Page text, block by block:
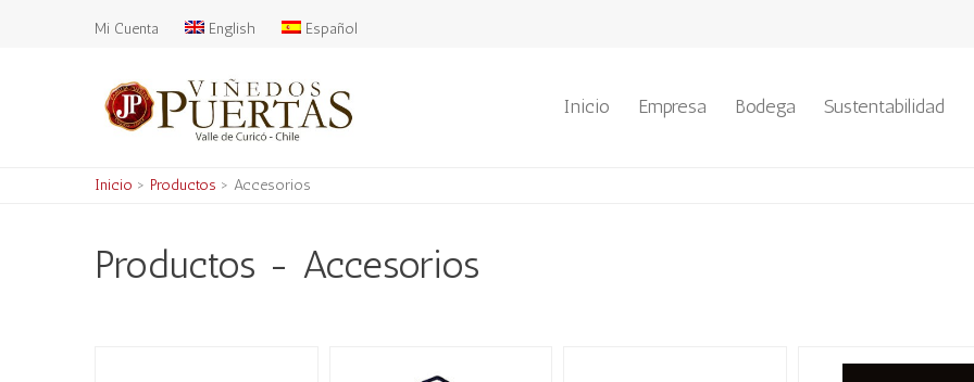
Mi Cuenta English Español
Inicio Empresa Bodega Sustentabilidad
Inicio > Productos > Accesorios
Productos - Accesorios